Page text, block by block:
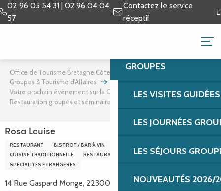
Aller
au
02 96 05 54 31 | 02 96 04 04
57
Contactez le service
réceptif
GROUPES &
GROUPES
LES VISITES
LES JOURNÉES
LES SÉJOURS
NOUVEAUTÉS 2026/
Office de Tourisme Bretagne Côte de Granit Rose
Groupes & Tourisme d’Affaires
Tourisme d’affaires
Votre prochain événement sur la Côte de Granit Rose
Restauration groupes et séminaires
Rosa Louise
RESTAURANT BISTROT / BAR À VIN
CUISINE CONTEMPORAINE
CUISINE TRADITIONNELLE
RESTAURATION À THÈME
SPÉCIALITÉS ÉTRANGÈRES
14 Rue Gaspard Monge, 22300 Lannion